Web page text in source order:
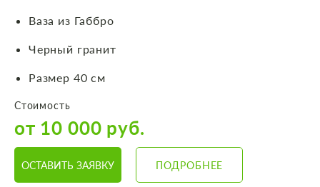
Ваза из Габбро
Черный гранит
Размер 40 см
Стоимость
от 10 000 руб.
ОСТАВИТЬ ЗАЯВКУ ПОДРОБНЕЕ